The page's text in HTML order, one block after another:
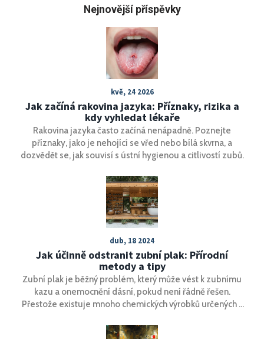
Nejnovější příspěvky
kvě, 24 2026
Jak začíná rakovina jazyka: Příznaky, rizika a
kdy vyhledat lékaře
Rakovina jazyka často začíná nenápadně. Poznejte
příznaky, jako je nehojící se vřed nebo bílá skvrna, a
dozvědět se, jak souvisí s ústní hygienou a citlivostí zubů.
dub, 18 2024
Jak účinně odstranit zubní plak: Přírodní
metody a tipy
Zubní plak je běžný problém, který může vést k zubnímu
kazu a onemocnění dásní, pokud není řádně řešen.
Přestože existuje mnoho chemických výrobků určených k
mikroflóře a zdraví celkově. Tento článek poskytuje